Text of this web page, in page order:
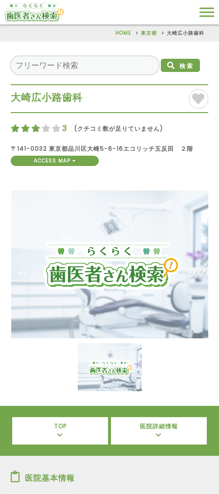
HOME 東京都 大崎広小路歯科
検索
大崎広小路歯科
3 (クチコミ数が足りていません)
〒141-0032 東京都品川区大崎5-6-16エコリッチ五反田 ２階
ACCESS MAP
TOP 医院詳細情報
医院基本情報